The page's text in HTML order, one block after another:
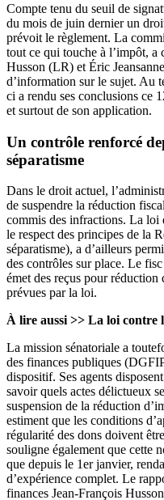
Compte tenu du seuil de
du mois de juin dernier un
prévoit le règlement. La
tout ce qui touche à l’impôt, a
Husson (LR) et Éric
d’information sur le sujet. Au
ci a rendu ses conclusions ce
et surtout de son application.
Un contrôle renforcé
séparatisme
Dans le droit actuel,
de suspendre la réduction
commis des infractions. La loi
le respect des principes de la
séparatisme), a d’ailleurs
des contrôles sur place. Le
émet des reçus pour réduction
prévues par la loi.
À lire aussi >> La loi contre
La mission sénatoriale a
des finances publiques
dispositif. Ses agents
savoir quels actes délictueux
suspension de la réduction
estiment que les conditions
régularité des dons doivent
souligne également que cette
que depuis le 1er janvier,
d’expérience complet. Le
finances Jean-François